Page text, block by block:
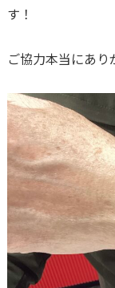
す！
ご協力本当にあり